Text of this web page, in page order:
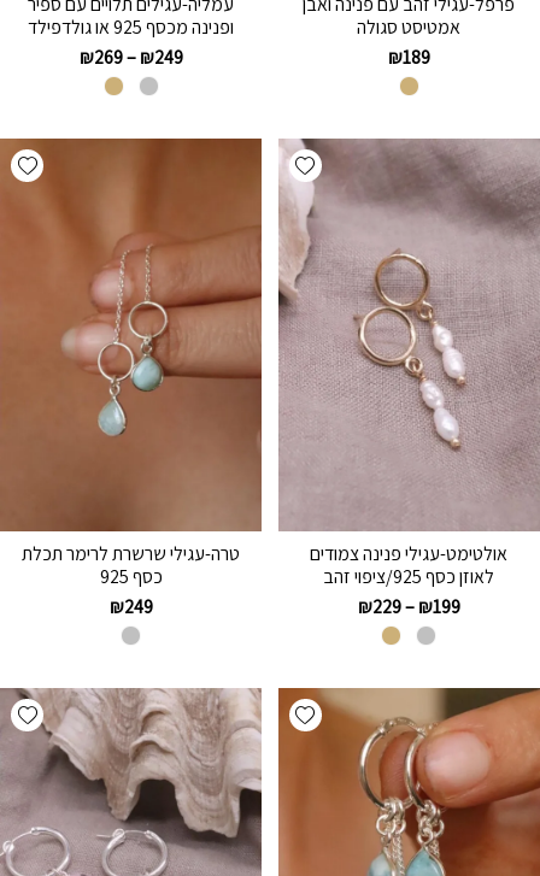
אמטיסט סגולה
₪189
ופנינה מכסף 925 או גולדפילד
₪249
–
₪269
Add wishlist
אולטימט-עגילי פנינה צמודים
לאוזן כסף 925/ציפוי זהב
₪199
–
₪229
טרה-עגילי שרשרת לרימר תכלת
כסף 925
₪249
Add wishlist